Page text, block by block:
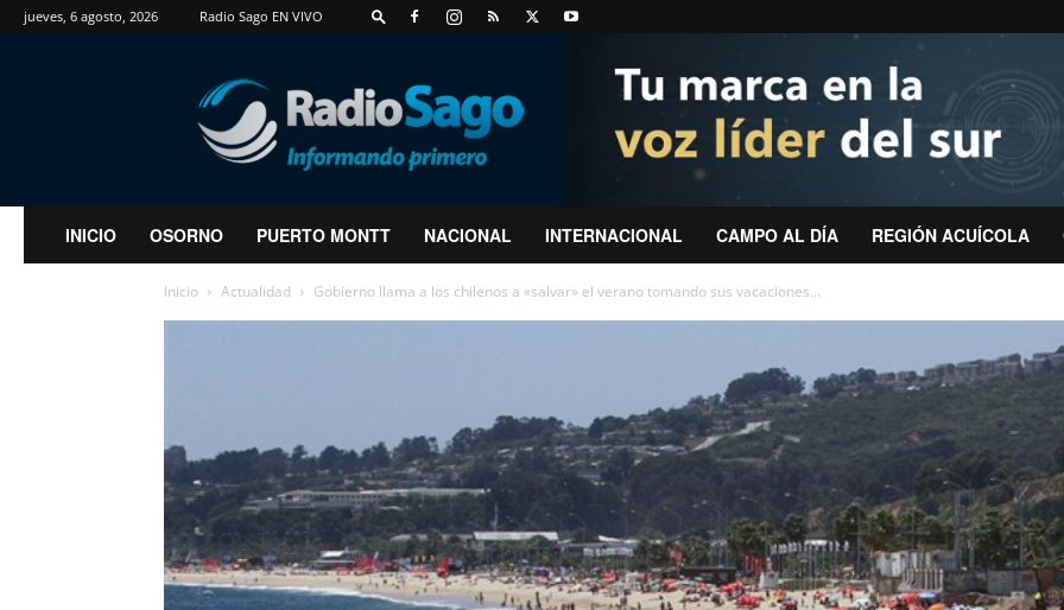
jueves, 6 agosto, 2026 Radio Sago EN VIVO
RadioSago
INICIO OSORNO PUERTO MONTT NACIONAL INTERNACIONAL CAMPO AL DÍA REGIÓN ACUÍCOLA
Inicio Actualidad Gobierno llama a los chilenos a «salvar» el verano tomando sus vacaciones...